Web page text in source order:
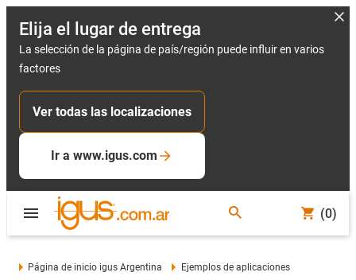
Elija el lugar de entrega
La selección de la página de país/región puede influir en varios
factores
Ver todas las localizaciones
Ir a www.igus.com
(0)
Página de inicio igus Argentina
Ejemplos de aplicaciones